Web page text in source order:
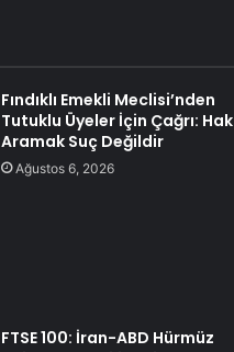
Fındıklı Emekli Meclisi’nden
Tutuklu Üyeler İçin Çağrı: Hak
Aramak Suç Değildir
Ağustos 6, 2026
FTSE 100: İran-ABD Hürmüz